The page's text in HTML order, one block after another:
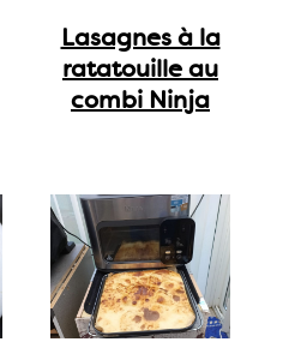
Lasagnes à la
ratatouille au
combi Ninja